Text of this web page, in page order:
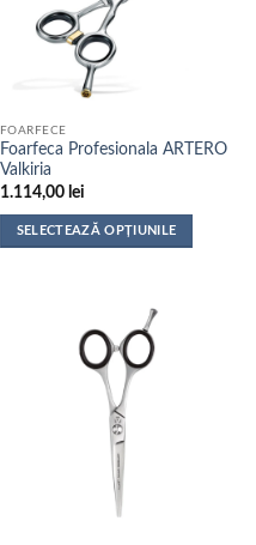
FOARFECE
Foarfeca Profesionala ARTERO
Valkiria
1.114,00 lei
SELECTEAZĂ OPȚIUNILE